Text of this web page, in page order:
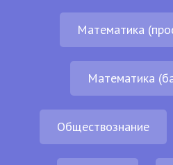
Математика
Математика
Обществознание